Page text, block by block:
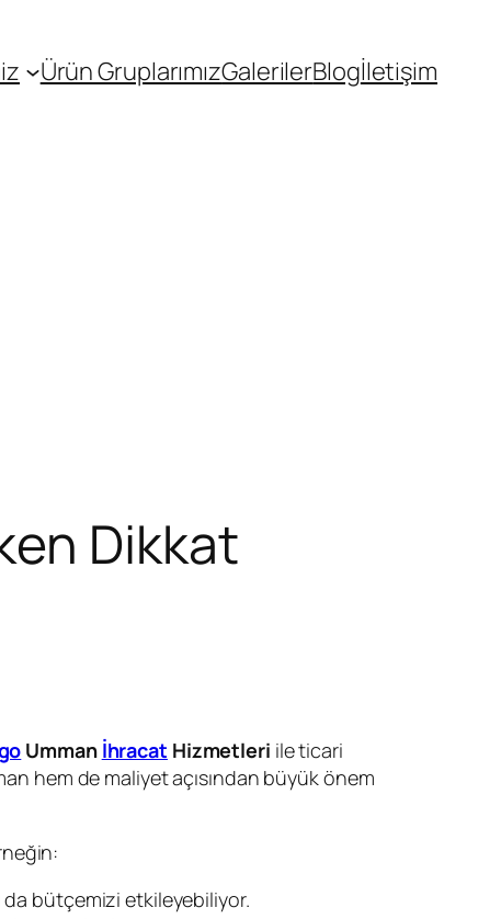
Ürün GruplarımızGalerilerBlogİletişim
Dikkat
Umman İhracat Hizmetleri ile ticari
hem de maliyet açısından büyük önem
bütçemizi etkileyebiliyor.